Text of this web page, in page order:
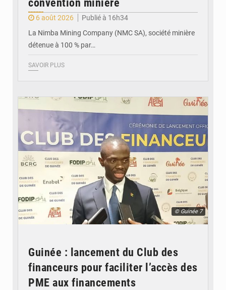
convention minière
6 août 2026
Publié à 16h34
La Nimba Mining Company (NMC SA), société minière
détenue à 100 % par…
SAVOIR PLUS
© Guinée 7
Guinée : lancement du Club des
financeurs pour faciliter l’accès des
PME aux financements